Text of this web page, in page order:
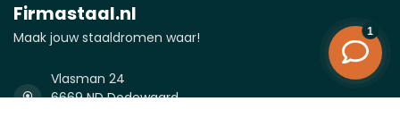
Firmastaal.nl
Maak jouw staaldromen waar!
Vlasman 24
6669 ND Dodewaard